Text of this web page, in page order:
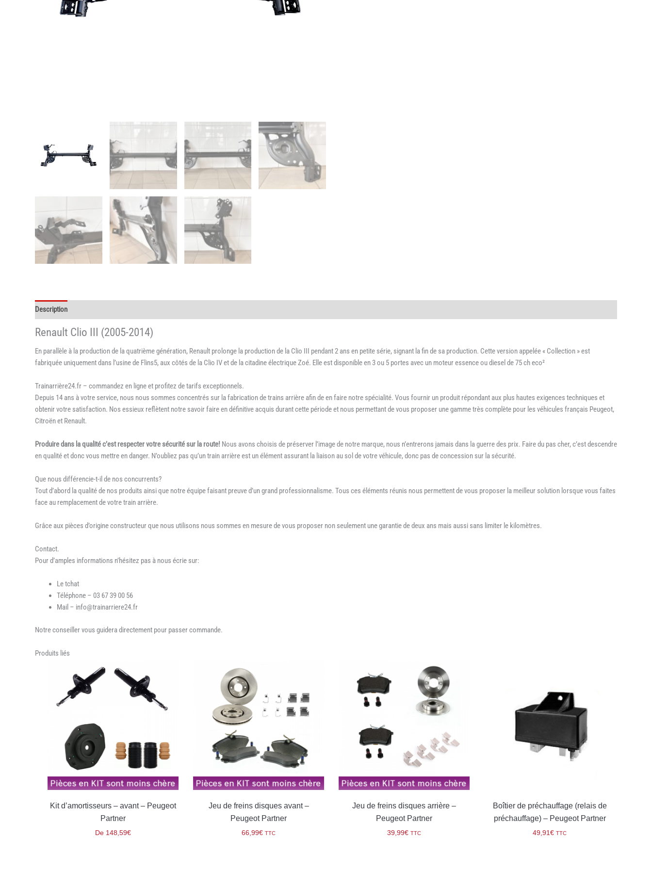
Description
Renault Clio III (2005-2014)
En parallèle à la production de la quatrième génération, Renault prolonge la production de la Clio III pendant 2 ans en petite série, signant la fin de sa production. Cette version appelée « Collection » est
fabriquée uniquement dans l’usine de Flins5, aux côtés de la Clio IV et de la citadine électrique Zoé. Elle est disponible en 3 ou 5 portes avec un moteur essence ou diesel de 75 ch eco²
Trainarrière24.fr – commandez en ligne et profitez de tarifs exceptionnels.
Depuis 14 ans à votre service, nous nous sommes concentrés sur la fabrication de trains arrière afin de en faire notre spécialité. Vous fournir un produit répondant aux plus hautes exigences techniques et
obtenir votre satisfaction. Nos essieux reflètent notre savoir faire en définitive acquis durant cette période et nous permettant de vous proposer une gamme très complète pour les véhicules français Peugeot,
Citroën et Renault.
Produire dans la qualité c’est respecter votre sécurité sur la route! Nous avons choisis de préserver l’image de notre marque, nous n’entrerons jamais dans la guerre des prix. Faire du pas cher, c’est descendre
en qualité et donc vous mettre en danger. N’oubliez pas qu’un train arrière est un élément assurant la liaison au sol de votre véhicule, donc pas de concession sur la sécurité.
Que nous différencie-t-il de nos concurrents?
Tout d’abord la qualité de nos produits ainsi que notre équipe faisant preuve d’un grand professionnalisme. Tous ces éléments réunis nous permettent de vous proposer la meilleur solution lorsque vous faites
face au remplacement de votre train arrière.
Grâce aux pièces d’origine constructeur que nous utilisons nous sommes en mesure de vous proposer non seulement une garantie de deux ans mais aussi sans limiter le kilomètres.
Contact.
Pour d’amples informations n’hésitez pas à nous écrie sur:
Le tchat
Téléphone – 03 67 39 00 56
Mail – info@trainarriere24.fr
Notre conseiller vous guidera directement pour passer commande.
Produits liés
Kit d’amortisseurs – avant – Peugeot
Partner
De148,59€
Jeu de freins disques avant –
Peugeot Partner
66,99€ TTC
Jeu de freins disques arrière –
Peugeot Partner
39,99€ TTC
Boîtier de préchauffage (relais de
préchauffage) – Peugeot Partner
49,91€ TTC